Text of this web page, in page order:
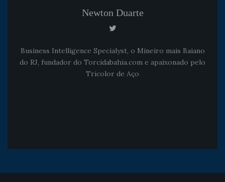
Newton Duarte
Business Intelligence Specialyst, o Mineiro mais Baiano
do RJ, fundador do Torcidabahia.com e apaixonado pelo
Tricolor de Aço